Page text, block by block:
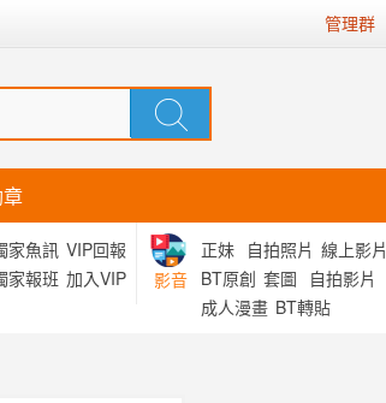
管理群
家魚訊 VIP回報
家報班 加入VIP 影音
正妹 自拍照片 線上影片
BT原創 套圖
自拍影片
成人漫畫 BT轉貼